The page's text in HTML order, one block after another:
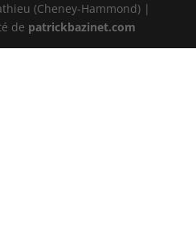
(Cheney-Hammond) |
de patrickbazinet.com